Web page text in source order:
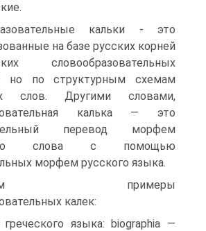
кальки - это
на базе русских корней
словообразовательных
но по структурным схемам
слов. Другими словами,
калька — это
перевод морфем
слова с помощью
морфем русского языка.
примеры
калек:
языка: biographia —